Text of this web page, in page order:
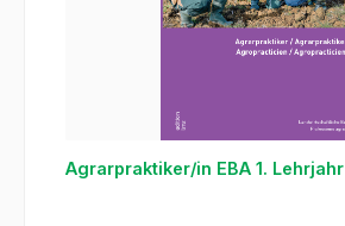
Agrarpraktiker/in EBA 1. Lehrjahr